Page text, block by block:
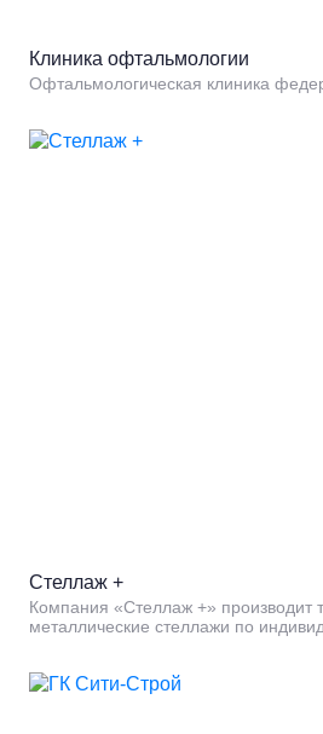
Клиника офтальмологии
Офтальмологическая клиника
Стеллаж +
Компания «Стеллаж +» производит
металлические стеллажи по